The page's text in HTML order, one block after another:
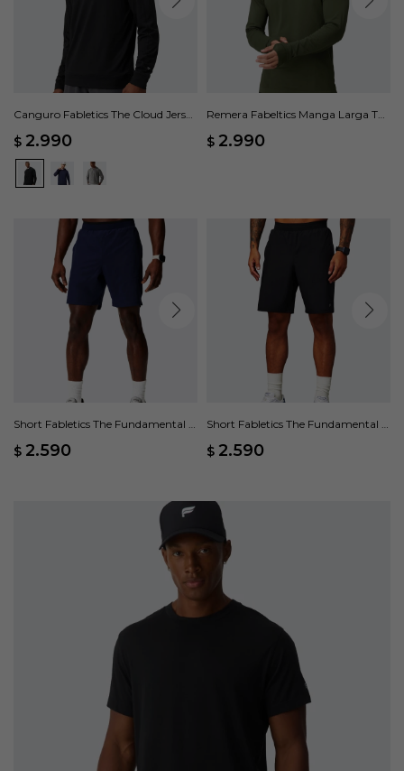
Canguro Fabletics The Cloud Jersey
$ 2.990
Remera Fabeltics Manga Larga The
$ 2.990
Short Fabletics The Fundamental II
$ 2.590
Short Fabletics The Fundamental II
$ 2.590